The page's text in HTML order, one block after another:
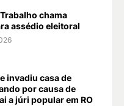
chama
assédio eleitoral
invadiu casa de
por causa de
a júri popular em RO